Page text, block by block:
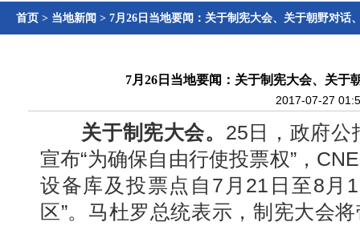
首页 > 当地新闻 > 7月26日当地要闻：关于制宪大会、关于朝野对话
7月26日当地要闻：关于制宪大会、关于
2017-07-27
关于制宪大会。 25日，政府公
宣布“为确保自由行使投票权”，
设备库及投票点自7月21日至8月
区”。马杜罗总统表示，制宪大会